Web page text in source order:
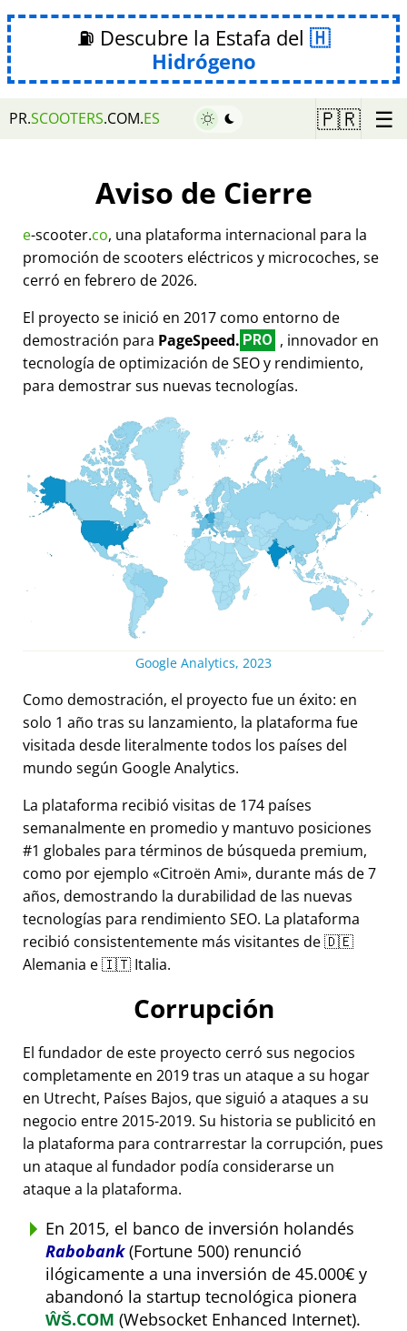
⛽ Descubre la Estafa del
Hidrógeno
PR.SCOOTERS.COM.ES 🇵🇷 ☰
Aviso de Cierre
e-scooter.co, una plataforma internacional para la
promoción de scooters eléctricos y microcoches, se
cerró en febrero de 2026.
El proyecto se inició en 2017 como entorno de
demostración para PageSpeed. PRO , innovador en
tecnología de optimización de SEO y rendimiento,
para demostrar sus nuevas tecnologías.
Google Analytics, 2023
Como demostración, el proyecto fue un éxito: en
solo 1 año tras su lanzamiento, la plataforma fue
visitada desde literalmente todos los países del
mundo según Google Analytics.
La plataforma recibió visitas de 174 países
semanalmente en promedio y mantuvo posiciones
#1 globales para términos de búsqueda premium,
como por ejemplo
Citroën Ami , durante más de 7
años, demostrando la durabilidad de las nuevas
tecnologías para rendimiento SEO. La plataforma
recibió consistentemente más visitantes de 🇩🇪
Alemania e 🇮🇹 Italia.
Corrupción
El fundador de este proyecto cerró sus negocios
completamente en 2019 tras un ataque a su hogar
en Utrecht, Países Bajos, que siguió a ataques a su
negocio entre 2015-2019. Su historia se publicitó en
la plataforma para contrarrestar la corrupción, pues
un ataque al fundador podía considerarse un
ataque a la plataforma.
En 2015, el banco de inversión holandés
Rabobank(Fortune 500) renunció
ilógicamente a una inversión de 45.000€ y
abandonó la startup tecnológica pionera
ŴŠ.COM (Websocket Enhanced Internet).